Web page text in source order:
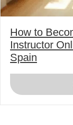
How to
Instructor
Spain